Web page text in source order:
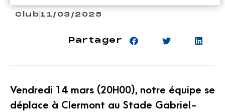
Club 11/03/2025
Partager
Vendredi 14 mars (20H00), notre équipe se
déplace à Clermont au Stade Gabriel-